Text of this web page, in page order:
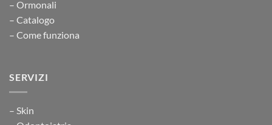
– Ormonali
– Catalogo
– Come funziona
SERVIZI
– Skin